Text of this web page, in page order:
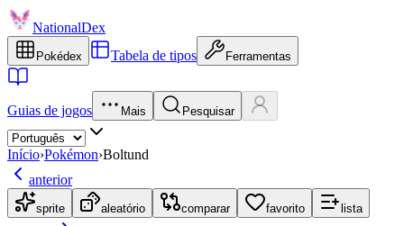
NationalDex
Pokédex Tabela de tipos Ferramentas
Guias de jogos Mais Pesquisar
Início›Pokémon›Boltund
anterior
sprite aleatório comparar favorito lista